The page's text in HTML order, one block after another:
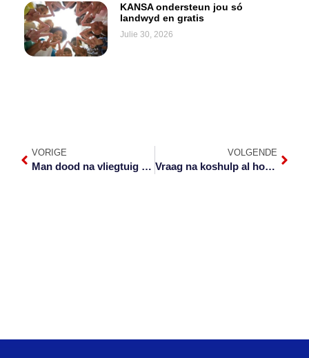
KANSA ondersteun jou só
landwyd en gratis
Julie 30, 2026
VORIGE
Man dood na vliegtuig op aanloopbaan hom tref
VOLGENDE
Vraag na koshulp al hoe groter soos inperking voortduur